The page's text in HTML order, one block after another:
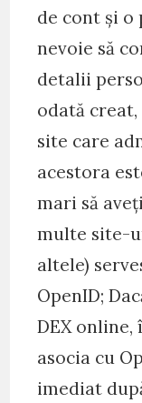
de cont și o
nevoie să
detalii
odată
site care
acestora
mari să
multe site-
altele)
OpenID;
DEX
asocia cu
imediat